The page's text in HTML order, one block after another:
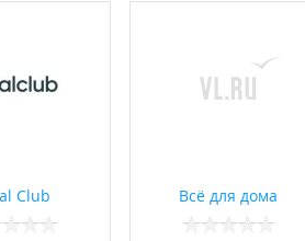
Club Всё для дома